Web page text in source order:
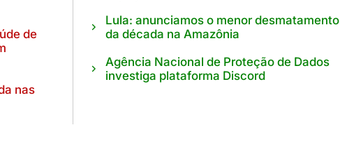
de
nas
Lula: anunciamos o menor desmatamento
da década na Amazônia
Agência Nacional de Proteção de Dados
investiga plataforma Discord